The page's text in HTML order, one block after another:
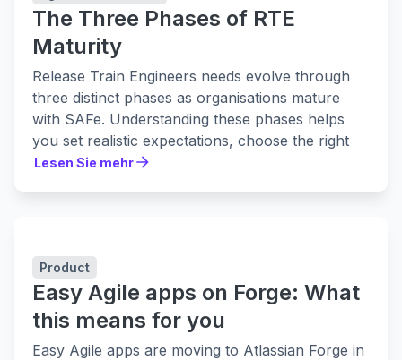
The Three Phases of RTE
Maturity
Release Train Engineers needs evolve through
three distinct phases as organisations mature
with SAFe. Understanding these phases helps
you set realistic expectations, choose the right
tools, and build practices that actually stick.
Lesen Sie mehr
Product
Easy Agile apps on Forge: What
this means for you
Easy Agile apps are moving to Atlassian Forge in